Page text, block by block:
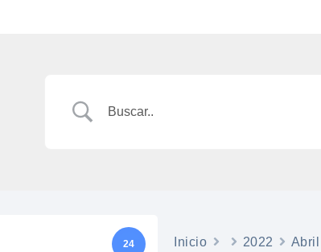
24 Inicio 2022 Abril